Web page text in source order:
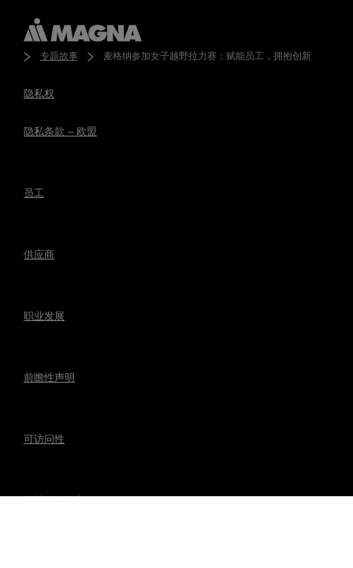
专题故事 麦格纳参加女子越野拉力赛：赋能员工，拥抱创新
隐私权
隐私条款 – 欧盟
员工
供应商
职业发展
前瞻性声明
可访问性